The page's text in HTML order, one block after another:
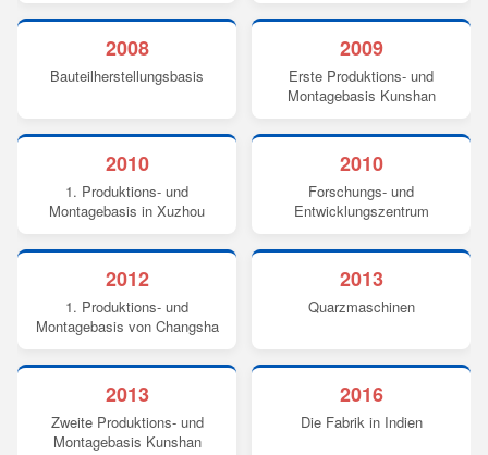
2008
Bauteilherstellungsbasis
2009
Erste Produktions- und
Montagebasis Kunshan
2010
1. Produktions- und
Montagebasis in Xuzhou
2010
Forschungs- und
Entwicklungszentrum
2012
1. Produktions- und
Montagebasis von Changsha
2013
Quarzmaschinen
2013
Zweite Produktions- und
Montagebasis Kunshan
2016
Die Fabrik in Indien